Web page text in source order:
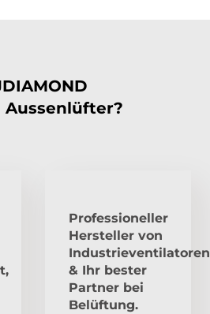
Professioneller
Hersteller von
Industrieventilatoren
& Ihr bester
Partner bei
Belüftung.